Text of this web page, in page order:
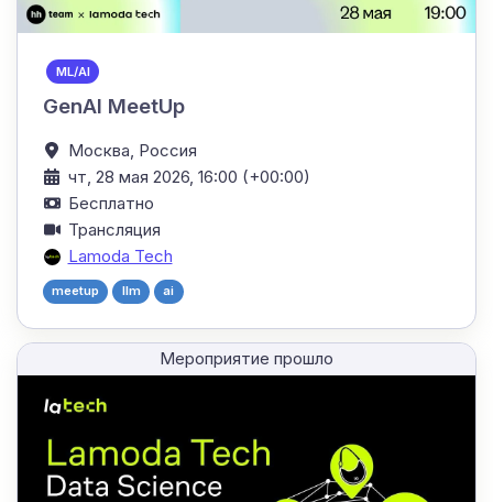
ML/AI
GenAI MeetUp
Москва, Россия
чт, 28 мая 2026, 16:00 (+00:00)
Бесплатно
Трансляция
Lamoda Tech
meetup llm ai
Мероприятие прошло